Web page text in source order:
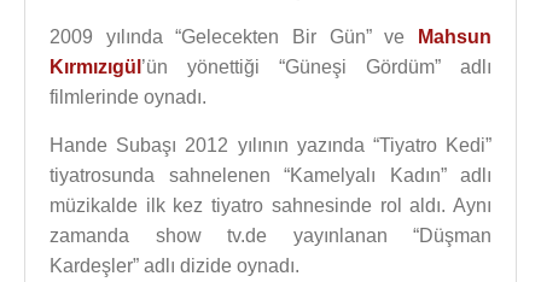
2009 yılında “Gelecekten Bir Gün” ve
Mahsun
Kırmızıgül ’ün yönettiği “Güneşi Gördüm” adlı
filmlerinde oynadı.
Hande Subaşı 2012 yılının yazında “Tiyatro Kedi”
tiyatrosunda sahnelenen “Kamelyalı Kadın” adlı
müzikalde ilk kez tiyatro sahnesinde rol aldı. Aynı
zamanda show tv.de yayınlanan “Düşman
Kardeşler” adlı dizide oynadı.